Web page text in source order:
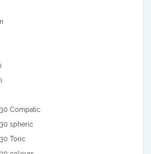
Compatic
spheric
Toric